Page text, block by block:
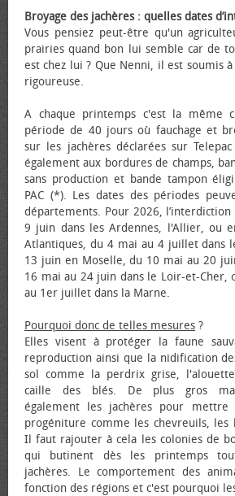
Broyage des jachères : quelles dates
Vous pensiez peut-être qu'un
prairies quand bon lui semble car de
est chez lui ? Que Nenni, il est soumis
rigoureuse.
A chaque printemps c'est la même
période de 40 jours où fauchage et
sur les jachères déclarées sur
également aux bordures de champs,
sans production et bande tampon
PAC (*). Les dates des périodes
départements. Pour 2026,
9 juin dans les Ardennes, l'Allier, ou
Atlantiques, du 4 mai au 4 juillet dans
13 juin en Moselle, du 10 mai au 20
16 mai au 24 juin dans le Loir-et-Cher,
au 1er juillet dans la Marne.
Pourquoi donc de telles mesures ?
Elles visent à protéger la faune
reproduction ainsi que la nidification
sol comme la perdrix grise,
caille des blés. De plus gros
également les jachères pour
progéniture comme les chevreuils, les
Il faut rajouter à cela les colonies de
qui butinent dès les printemps
jachères. Le comportement des
fonction des régions et c'est pourquoi